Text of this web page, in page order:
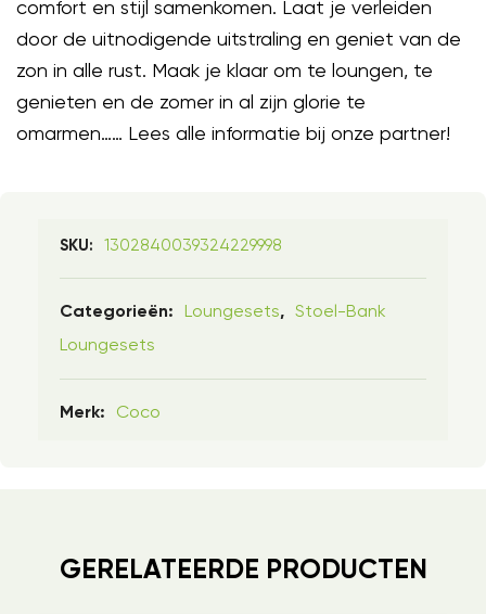
comfort en stijl samenkomen. Laat je verleiden
door de uitnodigende uitstraling en geniet van de
zon in alle rust. Maak je klaar om te loungen, te
genieten en de zomer in al zijn glorie te
omarmen…… Lees alle informatie bij onze partner!
SKU: 1302840039324229998
Categorieën: Loungesets,
Stoel-Bank
Loungesets
Merk: Coco
GERELATEERDE PRODUCTEN